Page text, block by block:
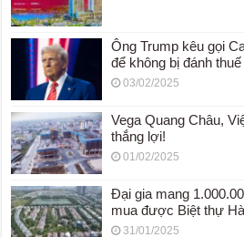
Ông Trump kêu gọi
để không bị đánh thuế
03/02/2025
Vega Quang Châu,
thắng lợi!
01/02/2025
Đại gia mang
mua được Biệt thự
31/01/2025